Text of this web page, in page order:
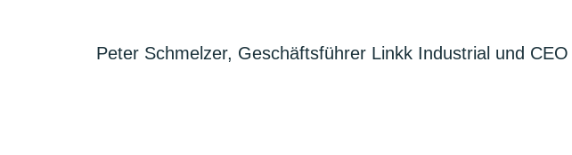
Peter Schmelzer, Geschäftsführer Linkk Industrial und